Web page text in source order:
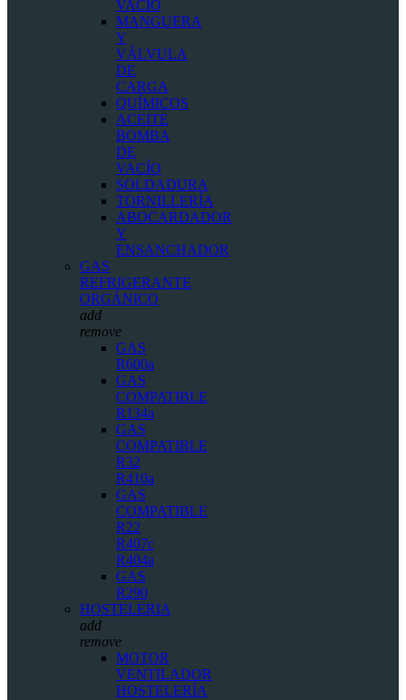
VACIO
MANGUERA
Y
VÁLVULA
DE
CARGA
QUÍMICOS
ACEITE
BOMBA
DE
VACÍO
SOLDADURA
TORNILLERÍA
ABOCARDADOR
Y
ENSANCHADOR
GAS
REFRIGERANTE
ORGÁNICO
add
remove
GAS
R600a
GAS
COMPATIBLE
R134a
GAS
COMPATIBLE
R32
R410a
GAS
COMPATIBLE
R22
R407c
R404a
GAS
R290
HOSTELERIA
add
remove
MOTOR
VENTILADOR
HOSTELERÍA